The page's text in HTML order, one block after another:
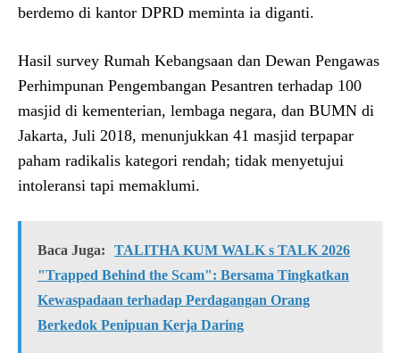
berdemo di kantor DPRD meminta ia diganti.
Hasil survey Rumah Kebangsaan dan Dewan Pengawas
Perhimpunan Pengembangan Pesantren terhadap 100
masjid di kementerian, lembaga negara, dan BUMN di
Jakarta, Juli 2018, menunjukkan 41 masjid terpapar
paham radikalis kategori rendah; tidak menyetujui
intoleransi tapi memaklumi.
Baca Juga:
TALITHA KUM WALK s TALK 2026
"Trapped Behind the Scam": Bersama Tingkatkan
Kewaspadaan terhadap Perdagangan Orang
Berkedok Penipuan Kerja Daring